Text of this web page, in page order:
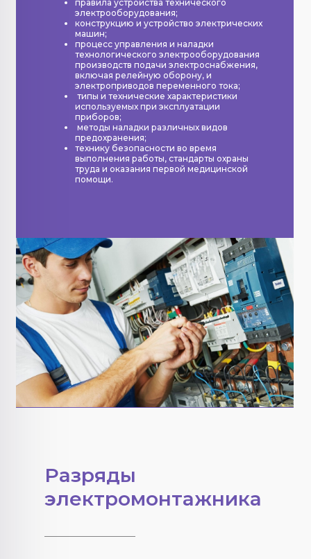
правила устройства технического
электрооборудования;
конструкцию и устройство электрических
машин;
процесс управления и наладки
технологического электрооборудования
производств подачи электроснабжения,
включая релейную оборону, и
электроприводов переменного тока;
типы и технические характеристики
используемых при эксплуатации
приборов;
методы наладки различных видов
предохранения;
технику безопасности во время
выполнения работы, стандарты охраны
труда и оказания первой медицинской
помощи.
Разряды
электромонтажника